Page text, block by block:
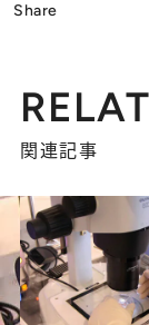
Share
関連記事